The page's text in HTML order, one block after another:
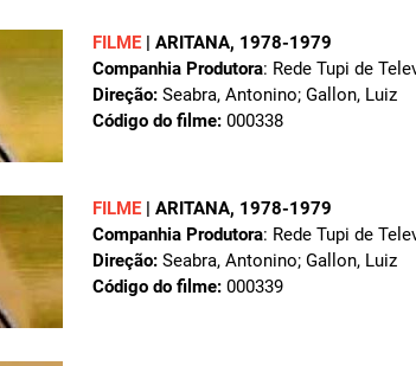
FILME | ARITANA, 1978-1979
Companhia Produtora: Rede Tupi de
Direção: Seabra, Antonino; Gallon, Luiz
Código do filme: 000338
FILME | ARITANA, 1978-1979
Companhia Produtora: Rede Tupi de
Direção: Seabra, Antonino; Gallon, Luiz
Código do filme: 000339